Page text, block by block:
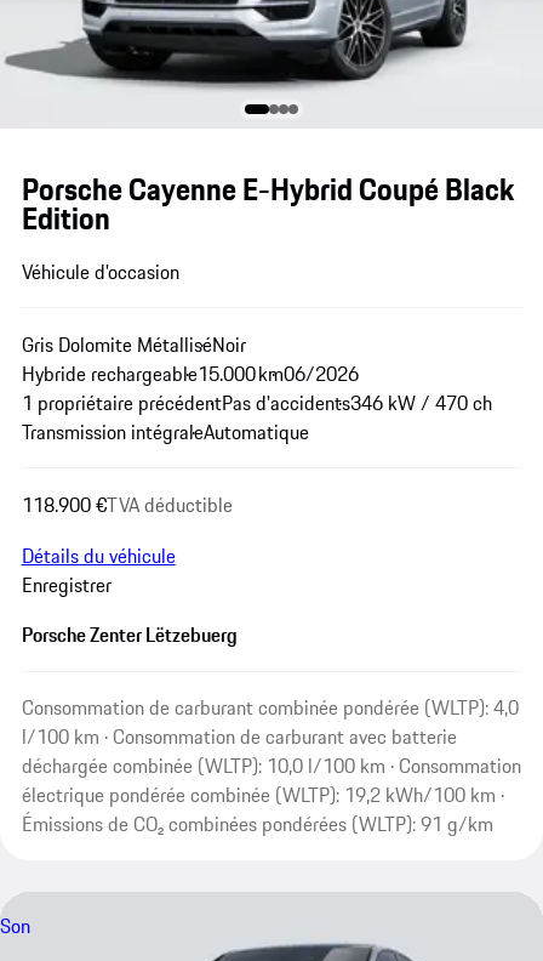
Porsche Cayenne E-Hybrid Coupé Black
Edition
Véhicule d'occasion
Gris Dolomite MétalliséNoir
Hybride rechargeable15.000 km06/2026
1 propriétaire précédentPas d'accidents346 kW / 470 ch
Transmission intégraleAutomatique
118.900 €TVA déductible
Détails du véhicule
Enregistrer
Porsche Zenter Lëtzebuerg
Consommation de carburant combinée pondérée (WLTP): 4,0
l/100 km · Consommation de carburant avec batterie
déchargée combinée (WLTP): 10,0 l/100 km · Consommation
électrique pondérée combinée (WLTP): 19,2 kWh/100 km ·
Émissions de CO₂ combinées pondérées (WLTP): 91 g/km
Son